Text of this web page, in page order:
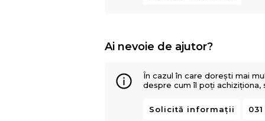
Ai nevoie de ajutor?
În cazul în care dorești mai
despre cum îl poți
Solicită informații